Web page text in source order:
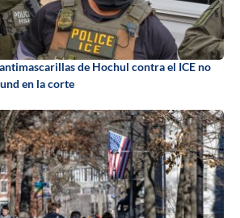
de Hochul contra el ICE no
en la corte